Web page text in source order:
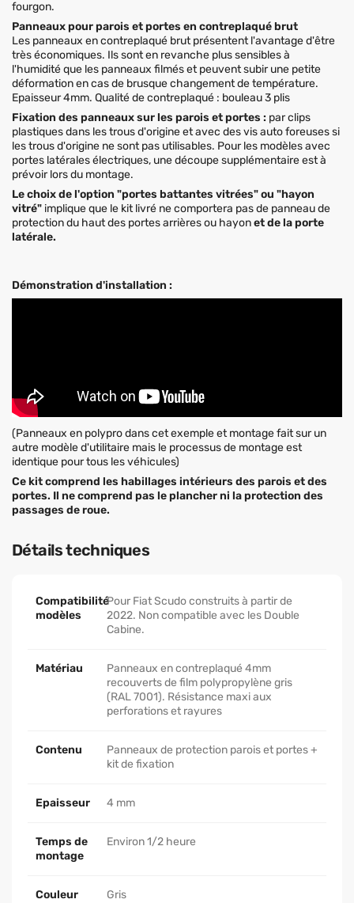
fourgon.
Panneaux pour parois et portes en contreplaqué brut
Les panneaux en contreplaqué brut présentent l'avantage d'être
très économiques. Ils sont en revanche plus sensibles à
l'humidité que les panneaux filmés et peuvent subir une petite
déformation en cas de brusque changement de température.
Epaisseur 4mm. Qualité de contreplaqué : bouleau 3 plis
Fixation des panneaux sur les parois et portes : par clips
plastiques dans les trous d'origine et avec des vis auto foreuses si
les trous d'origine ne sont pas utilisables. Pour les modèles avec
portes latérales électriques, une découpe supplémentaire est à
prévoir lors du montage.
Le choix de l'option "portes battantes vitrées" ou "hayon
vitré" implique que le kit livré ne comportera pas de panneau de
protection du haut des portes arrières ou hayonet de la porte
latérale.
Démonstration d'installation :
(Panneaux en polypro dans cet exemple et montage fait sur un
autre modèle d'utilitaire mais le processus de montage est
identique pour tous les véhicules)
Ce kit comprend les habillages intérieurs des parois et des
portes. Il ne comprend pas le plancher ni la protection des
passages de roue.
Détails techniques
Compatibilité
modèles
Pour Fiat Scudo construits à partir de
2022. Non compatible avec les Double
Cabine.
Matériau
Panneaux en contreplaqué 4mm
recouverts de film polypropylène gris
(RAL 7001). Résistance maxi aux
perforations et rayures
Contenu
Panneaux de protection parois et portes +
kit de fixation
Epaisseur 4 mm
Temps de
montage
Environ 1/2 heure
Couleur Gris